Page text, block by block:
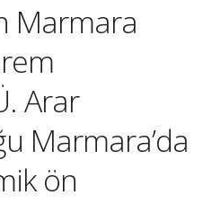
Marmara
Arar
Marmara’da
ön